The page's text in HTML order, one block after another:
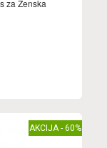
za Ženska
AKCIJA - 60%